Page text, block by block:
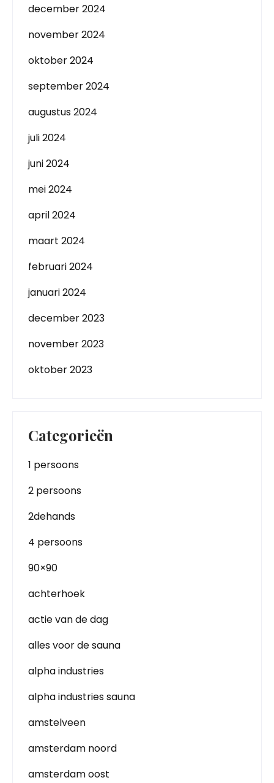
december 2024
november 2024
oktober 2024
september 2024
augustus 2024
juli 2024
juni 2024
mei 2024
april 2024
maart 2024
februari 2024
januari 2024
december 2023
november 2023
oktober 2023
Categorieën
1 persoons
2 persoons
2dehands
4 persoons
90×90
achterhoek
actie van de dag
alles voor de sauna
alpha industries
alpha industries sauna
amstelveen
amsterdam noord
amsterdam oost